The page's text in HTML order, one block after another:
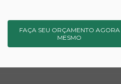
FAÇA SEU ORÇAMENTO AGORA
MESMO